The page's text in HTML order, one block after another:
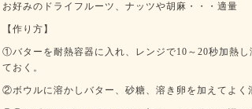
お好みのドライフルーツ、ナッツや胡麻・・・適量
【作り方】
①バターを耐熱容器に入れ、レンジで10～20秒加熱
ておく。
②ボウルに溶かしバター、砂糖、溶き卵を加えてよく